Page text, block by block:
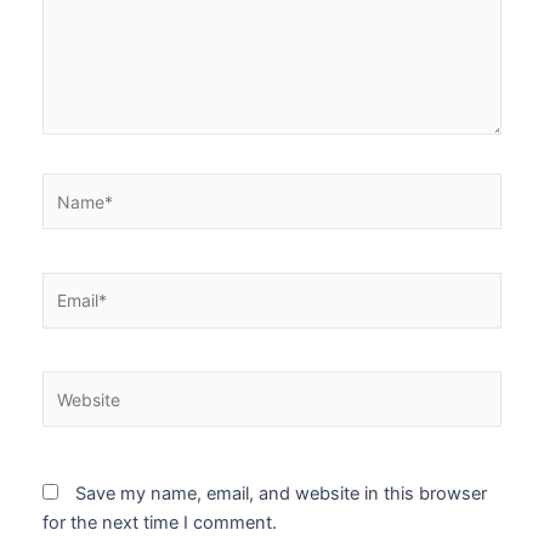
Save my name, email, and website in this browser
for the next time I comment.